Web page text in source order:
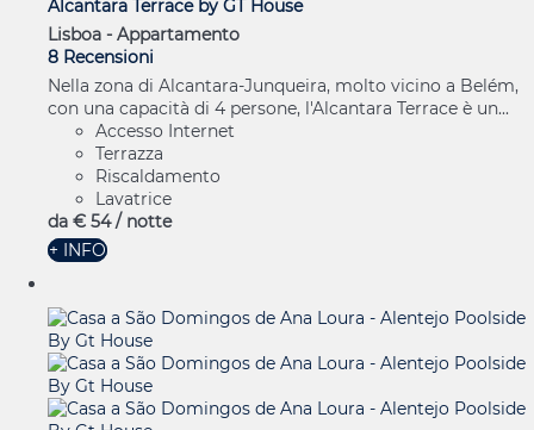
Alcantara Terrace by GT House
Lisboa - Appartamento
8 Recensioni
Nella zona di Alcantara-Junqueira, molto vicino a Belém,
con una capacità di 4 persone, l'Alcantara Terrace è un...
Accesso Internet
Terrazza
Riscaldamento
Lavatrice
da € 54 / notte
+ INFO